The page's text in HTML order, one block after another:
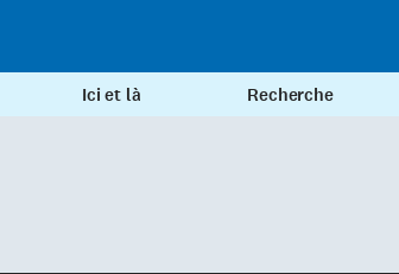
Ici et là Recherche